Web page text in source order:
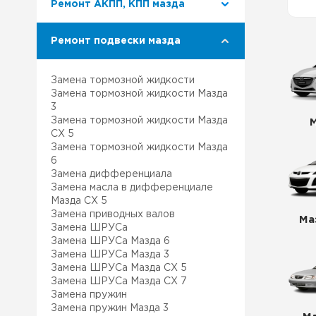
Ремонт Сузуки
Ремонт АКПП, КПП мазда
Ремонт подвески мазда
Замена тормозной жидкости
Замена тормозной жидкости Мазда
3
Замена тормозной жидкости Мазда
СХ 5
Замена тормозной жидкости Мазда
6
Замена дифференциала
Замена масла в дифференциале
Мазда СХ 5
Замена приводных валов
Замена ШРУСа
Замена ШРУСа Мазда 6
Замена ШРУСа Мазда 3
Замена ШРУСа Мазда СХ 5
Замена ШРУСа Мазда СХ 7
Замена пружин
Замена пружин Мазда 3